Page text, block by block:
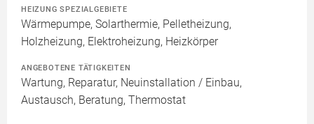
HEIZUNG SPEZIALGEBIETE
Wärmepumpe, Solarthermie, Pelletheizung,
Holzheizung, Elektroheizung, Heizkörper
ANGEBOTENE TÄTIGKEITEN
Wartung, Reparatur, Neuinstallation / Einbau,
Austausch, Beratung, Thermostat